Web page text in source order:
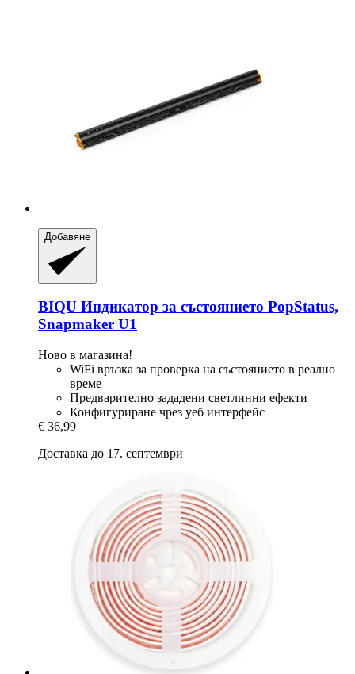
Добавяне
BIQU Индикатор за състоянието PopStatus,
Snapmaker U1
Ново в магазина!
WiFi връзка за проверка на състоянието в реално
време
Предварително зададени светлинни ефекти
Конфигуриране чрез уеб интерфейс
€ 36,99
Доставка до 17. септември